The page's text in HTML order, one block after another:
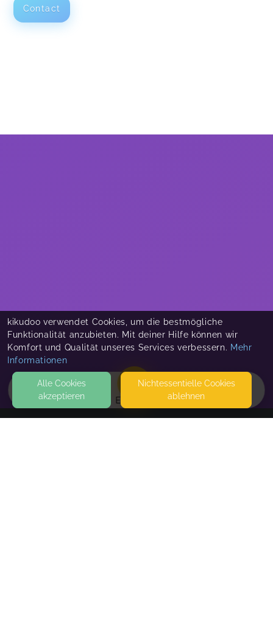
EVENTS
Contact
kikudoo verwendet Cookies, um die bestmögliche
Funktionalität anzubieten. Mit deiner Hilfe können wir
Komfort und Qualität unseres Services verbessern. Mehr
Informationen
Alle Cookies
akzeptieren
Nicht­essentielle Cookies
ablehnen